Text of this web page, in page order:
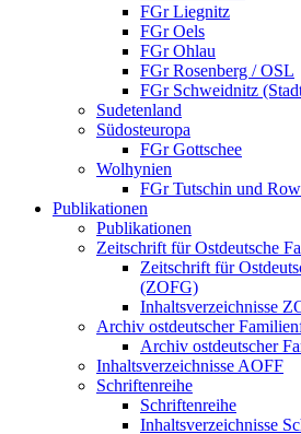
FGr Liegnitz
FGr Oels
FGr Ohlau
FGr Rosenberg / OSL
FGr Schweidnitz
Sudetenland
Südosteuropa
FGr Gottschee
Wolhynien
FGr Tutschin und
Publikationen
Publikationen
Zeitschrift für Ostdeutsche
Zeitschrift für
(ZOFG)
Inhaltsverzeichnisse
Archiv ostdeutscher
Archiv ostdeutscher
Inhaltsverzeichnisse AOFF
Schriftenreihe
Schriftenreihe
Inhaltsverzeichnisse